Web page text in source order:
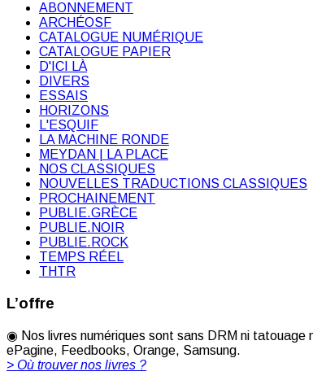
ABONNEMENT
ARCHÉOSF
CATALOGUE NUMÉRIQUE
CATALOGUE PAPIER
D'ICI LÀ
DIVERS
ESSAIS
HORIZONS
L'ESQUIF
LA MACHINE RONDE
MEYDAN | LA PLACE
NOS CLASSIQUES
NOUVELLES TRADUCTIONS CLASSIQUES
PROCHAINEMENT
PUBLIE.GRÈCE
PUBLIE.NOIR
PUBLIE.ROCK
TEMPS RÉEL
THTR
L’offre
◉ Nos livres numériques sont sans DRM ni
ePagine, Feedbooks, Orange, Samsung.
> Où trouver nos livres ?